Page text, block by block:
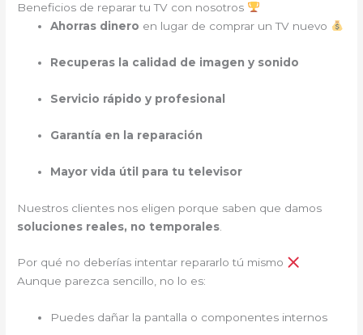
Beneficios de reparar tu TV con nosotros
Ahorras dinero en lugar de comprar un TV nuevo
Recuperas la calidad de imagen y sonido
Servicio rápido y profesional
Garantía en la reparación
Mayor vida útil para tu televisor
Nuestros clientes nos eligen porque saben que damos
soluciones reales, no temporales
Por qué no deberías intentar repararlo tú mismo
Aunque parezca sencillo, no lo es:
Puedes dañar la pantalla o componentes internos